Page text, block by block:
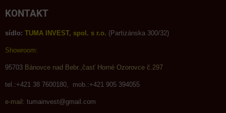
KONTAKT
sídlo: TUMA INVEST, spol. s r.o. (Partizánska 300/32)
Showroom:
95703 Bánovce nad Bebr.,časť Horné Ozorovce č.297
tel.:+421 38 7600180, mob.:+421 905 394055
e-mail: tumainvest@gmail.com